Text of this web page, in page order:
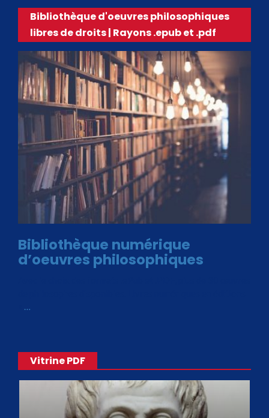
Bibliothèque d'oeuvres philosophiques
libres de droits | Rayons .epub et .pdf
Bibliothèque numérique
d’oeuvres philosophiques
…
Vitrine PDF